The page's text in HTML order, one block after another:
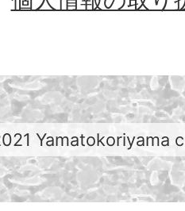
Yamatokoriyama